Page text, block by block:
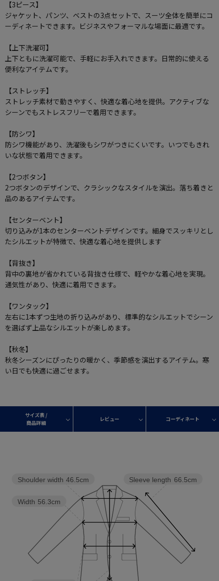
【3ピース】
ジャケット、パンツ、ベストの3点セットで、スーツ全体を簡単にコ
ーディネートできます。ビジネスやフォーマルな場面に最適です。
【上下洗濯可】
上下ともに洗濯可能で、手軽にお手入れできます。日常的に使える
便利なアイテムです。
【ストレッチ】
ストレッチ素材で動きやすく、快適な着心地を提供。アクティブな
シーンでもストレスフリーで着用できます。
【防シワ】
防シワ機能があり、洗濯後もシワがつきにくいです。いつでもきれ
いな状態で着用できます。
【2つボタン】
2つボタンのデザインで、クラシックなスタイルを演出。落ち着きと
品のあるアイテムです。
【センターベント】
切り込みが1本のセンターベントデザインです。細身でスッキリとし
たシルエットが特徴で、快適な着心地を提供します
【背抜き】
背中の裏地が省かれている背抜き仕様で、軽やかな着心地を実現。
通気性があり、快適に着用できます。
【ワンタック】
左右に1本ずつ生地の折り込みがあり、標準的なシルエットでシーン
を選ばず上品なシルエットが楽しめます。
【秋冬】
秋冬シーズンにぴったりの暖かく、季節感を演出するアイテム。寒
い日でも快適に過ごせます。
サイズ表 /
商品詳細
レビュー コーディネート
Sleeve length 66.5cm
Width 56.3cm
Shoulder width 46.5cm